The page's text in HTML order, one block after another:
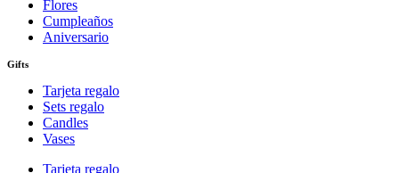
Flores
Cumpleaños
Aniversario
Gifts
Tarjeta regalo
Sets regalo
Candles
Vases
Tarjeta regalo